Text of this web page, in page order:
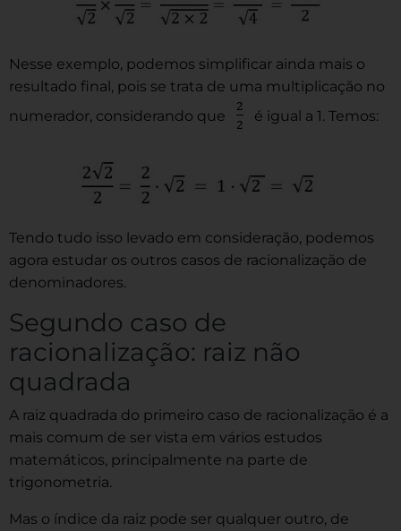
Nesse exemplo, podemos simplificar ainda mais o
resultado final, pois se trata de uma multiplicação no
numerador, considerando que
é igual a 1. Temos:
Tendo tudo isso levado em consideração, podemos
agora estudar os outros casos de racionalização de
denominadores.
Segundo caso de
racionalização: raiz não
quadrada
A raiz quadrada do primeiro caso de racionalização é a
mais comum de ser vista em vários estudos
matemáticos, principalmente na parte de
trigonometria.
Mas o índice da raiz pode ser qualquer outro, de